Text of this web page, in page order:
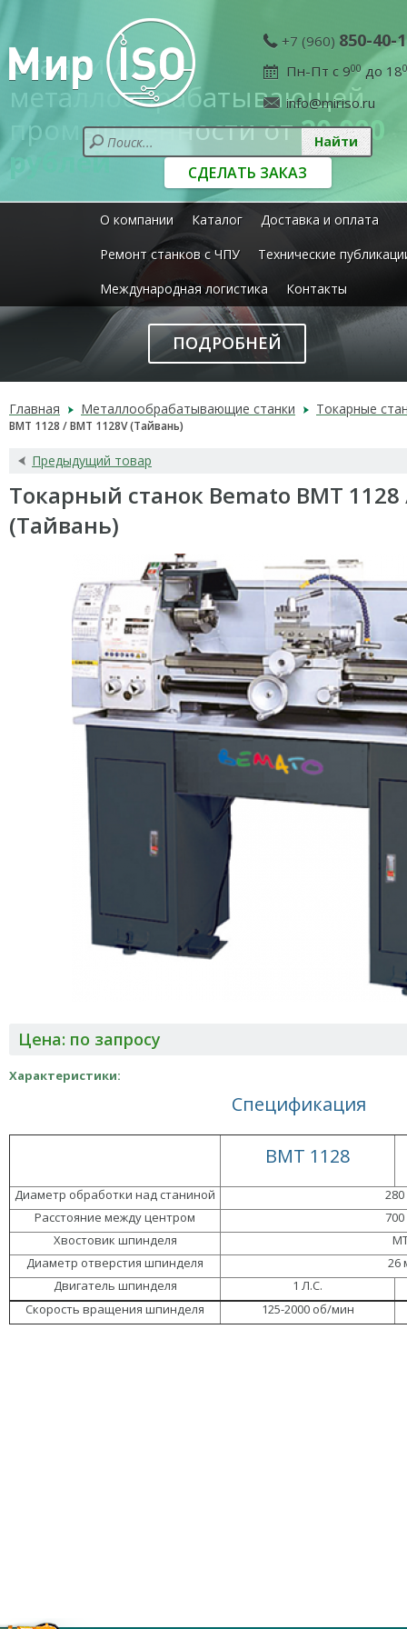
+7 (960) 850-40-
Пн-Пт с 900до 18
info@miriso.ru
СДЕЛАТЬ ЗАКАЗ
О компании Каталог
Доставка и оплата
Ремонт станков с ЧПУ
Технические
Международная логистика
Контакты
Станки для
металлообрабатывающей
промышленности от20 000
рублей
ПОДРОБНЕЙ
Главная Металлообрабатывающие станки Токарные
BMT 1128 / BMT 1128V (Тайвань)
Предыдущий товар
Токарный станок Bemato BMT 1128
(Тайвань)
Цена: по запросу
Характеристики:
Спецификация
BMT 1128
Диаметр обработки над станиной
Расстояние между центром
Хвостовик шпинделя
Диаметр отверстия шпинделя
26
Двигатель шпинделя
1 Л.С.
Скорость вращения шпинделя
125-2000 об/мин